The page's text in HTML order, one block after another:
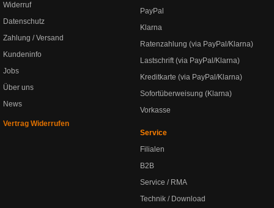
Widerruf
Datenschutz
Zahlung / Versand
Kundeninfo
Jobs
Über uns
News
Vertrag Widerrufen
PayPal
Klarna
Ratenzahlung (via PayPal/Klarna)
Lastschrift (via PayPal/Klarna)
Kreditkarte (via PayPal/Klarna)
Sofortüberweisung (Klarna)
Vorkasse
Service
Filialen
B2B
Service / RMA
Technik / Download